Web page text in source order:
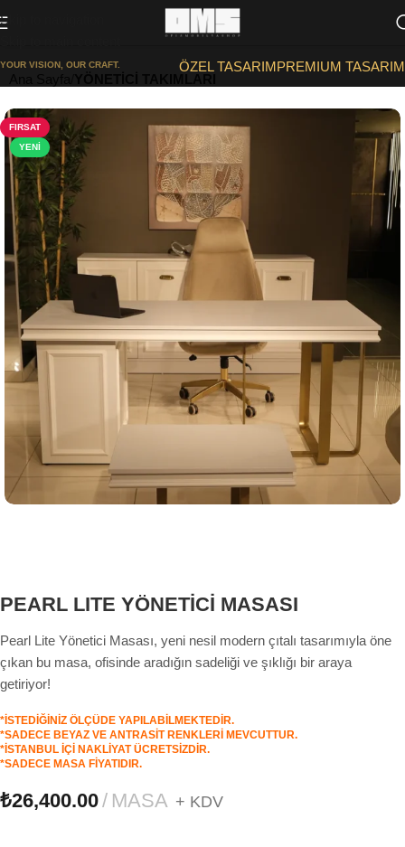
Skip to navigation
YOUR VISION, OUR CRAFT. ÖZEL TASARIMPREMIUM TASARIM
FIRSAT
YENI
PEARL LITE YÖNETİCİ MASASI
Pearl Lite Yönetici Masası, yeni nesil modern çıtalı tasarımıyla öne
çıkan bu masa, ofisinde aradığın sadeliği ve şıklığı bir araya
getiriyor!
*İSTEDİĞİNİZ ÖLÇÜDE YAPILABİLMEKTEDİR.
*SADECE BEYAZ VE ANTRASİT RENKLERİ MEVCUTTUR.
*İSTANBUL İÇİ NAKLİYAT ÜCRETSİZDİR.
*SADECE MASA FİYATIDIR.
₺26,400.00 MASA + KDV